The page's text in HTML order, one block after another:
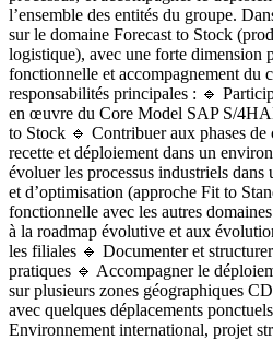
l’ensemble des entités du groupe.
sur le domaine Forecast to Stock
logistique), avec une forte dimension
fonctionnelle et accompagnement du
responsabilités principales : 🔹
en œuvre du Core Model SAP S/
to Stock 🔹 Contribuer aux phases
recette et déploiement dans un
évoluer les processus industriels
et d’optimisation (approche Fit to
fonctionnelle avec les autres
à la roadmap évolutive et aux
les filiales 🔹 Documenter et
pratiques 🔹 Accompagner le
sur plusieurs zones géographiques
avec quelques déplacements
Environnement international, projet